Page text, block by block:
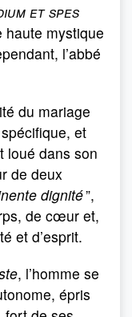
et spes
haute mystique
l’abbé
du mariage
et
loué dans son
de deux
dignité”,
de cœur et,
et d’esprit.
, l’homme se
épris